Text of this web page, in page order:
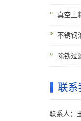
真空上
不锈钢
除铁过
联系
联系人：